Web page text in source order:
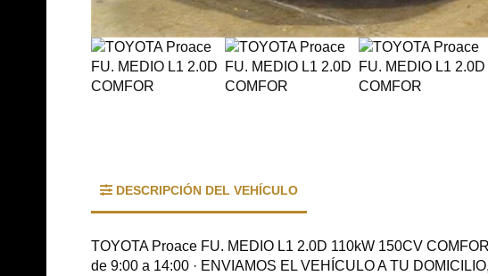
DESCRIPCIÓN DEL VEHÍCULO
TOYOTA Proace FU. MEDIO L1 2.0D 110kW 150CV
de 9:00 a 14:00 · ENVIAMOS EL VEHÍCULO A TU